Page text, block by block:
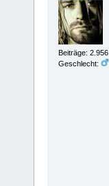
Beiträge: 2.956
Geschlecht: